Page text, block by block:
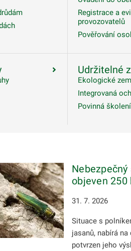
Registrace a
provozovatelů
Pověřování
Udržitelné
Ekologické
Integrovaná
Povinná
objeven 250
31. 7. 2026
Situace s
jasanů, nabírá
potvrzen jeho